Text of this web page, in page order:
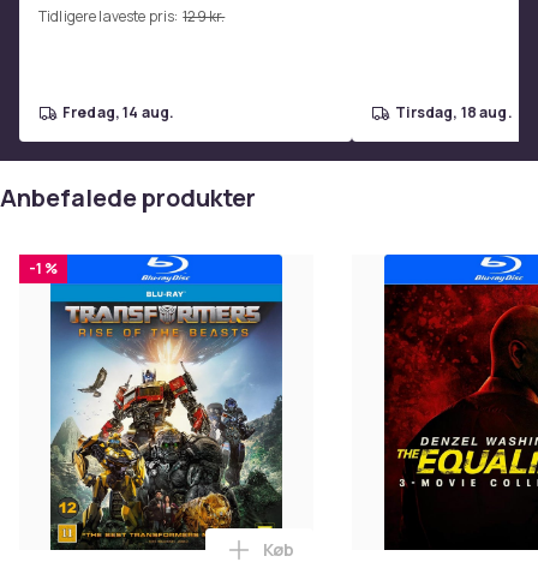
Varenr.
Produktsikkerhedsinformation
Tidligere laveste pris: 129 kr.
fredag, 14 aug. tirsdag, 18 aug.
Anbefalede produkter
-1 %
Læg Transformers 7 - Rise of
Køb